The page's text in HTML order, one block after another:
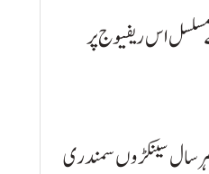
کہ لیسین البیٹروسز ہر سال ایک انڈہ دیتے ہیں، اور وزڈم 2006 سے مسلسل اس ریفیوج پر
سال سینکڑوں سمندری